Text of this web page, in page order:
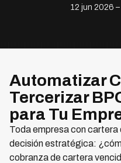
12 jun 2026 –
Automatizar
Tercerizar
para Tu
Toda empresa con
decisión estratégica:
cobranza de cartera